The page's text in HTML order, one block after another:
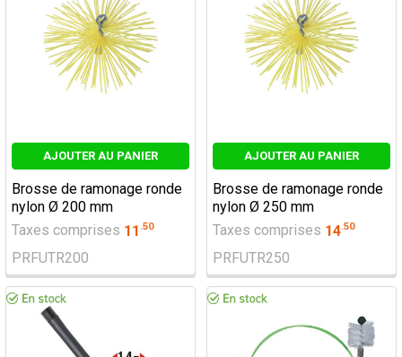
AJOUTER AU PANIER
Brosse de ramonage ronde
nylon Ø 200 mm
Taxes comprises 11 .50
PRFUTR200
AJOUTER AU PANIER
Brosse de ramonage ronde
nylon Ø 250 mm
Taxes comprises 14.50
PRFUTR250